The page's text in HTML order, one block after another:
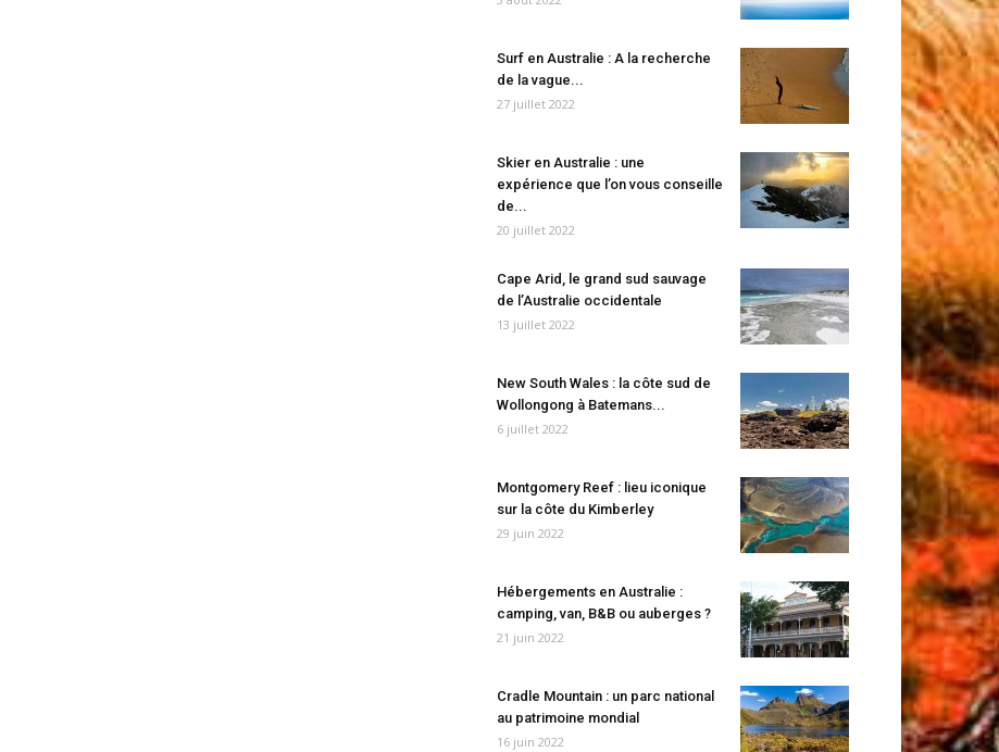
Surf en Australie : A la recherche
de la vague...
27 juillet 2022
Skier en Australie : une
expérience que l’on vous conseille
de...
20 juillet 2022
Cape Arid, le grand sud sauvage
de l’Australie occidentale
13 juillet 2022
New South Wales : la côte sud de
Wollongong à Batemans...
6 juillet 2022
Montgomery Reef : lieu iconique
sur la côte du Kimberley
29 juin 2022
Hébergements en Australie :
camping, van, B&B ou auberges ?
21 juin 2022
Cradle Mountain : un parc national
au patrimoine mondial
16 juin 2022